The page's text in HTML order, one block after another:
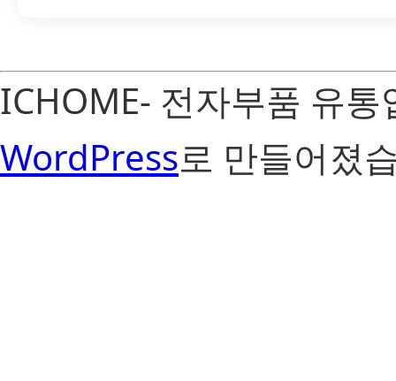
ICHOME- 전자부품 유
WordPress로 만들어졌